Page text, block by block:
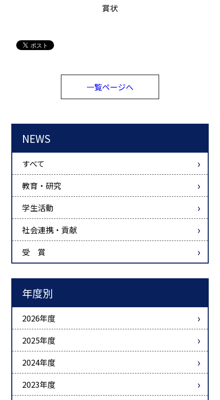
賞状
一覧ページへ
NEWS
すべて
教育・研究
学生活動
社会連携・貢献
受 賞
年度別
2026年度
2025年度
2024年度
2023年度